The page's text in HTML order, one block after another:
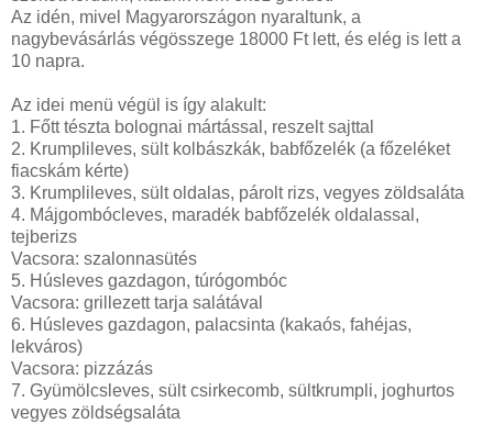
Az idén, mivel Magyarországon nyaraltunk, a
nagybevásárlás végösszege 18000 Ft lett, és elég is lett a
10 napra.
Az idei menü végül is így alakult:
1. Főtt tészta bolognai mártással, reszelt sajttal
2. Krumplileves, sült kolbászkák, babfőzelék (a főzeléket
fiacskám kérte)
3. Krumplileves, sült oldalas, párolt rizs, vegyes zöldsaláta
4. Májgombócleves, maradék babfőzelék oldalassal,
tejberizs
Vacsora: szalonnasütés
5. Húsleves gazdagon, túrógombóc
Vacsora: grillezett tarja salátával
6. Húsleves gazdagon, palacsinta (kakaós, fahéjas,
lekváros)
Vacsora: pizzázás
7. Gyümölcsleves, sült csirkecomb, sültkrumpli, joghurtos
vegyes zöldségsaláta